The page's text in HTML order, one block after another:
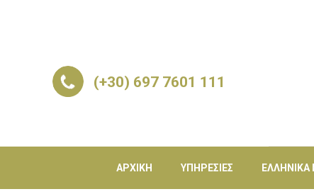
(+30) 697 7601 111
ΑΡΧΙΚΉ ΥΠΗΡΕΣΊΕΣ ΕΛΛΗΝΙΚΆ